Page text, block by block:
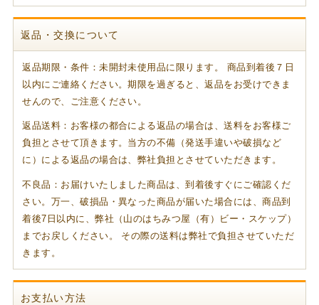
返品・交換について
返品期限・条件：未開封未使用品に限ります。 商品到着後７日
以内にご連絡ください。期限を過ぎると、返品をお受けできま
せんので、ご注意ください。
返品送料：お客様の都合による返品の場合は、送料をお客様ご
負担とさせて頂きます。当方の不備（発送手違いや破損など
に）による返品の場合は、弊社負担とさせていただきます。
不良品：お届けいたしました商品は、到着後すぐにご確認くだ
さい。万一、破損品・異なった商品が届いた場合には、商品到
着後7日以内に、弊社（山のはちみつ屋（有）ビー・スケップ）
までお戻しください。 その際の送料は弊社で負担させていただ
きます。
お支払い方法